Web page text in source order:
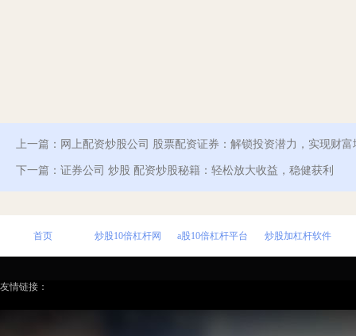
上一篇： 网上配资炒股公司 股票配资证券：解锁投资潜力，实现财富
下一篇： 证券公司 炒股 配资炒股秘籍：轻松放大收益，稳健获利
首页 炒股10倍杠杆网 a股10倍杠杆平台 炒股加杠杆软件
友情链接：